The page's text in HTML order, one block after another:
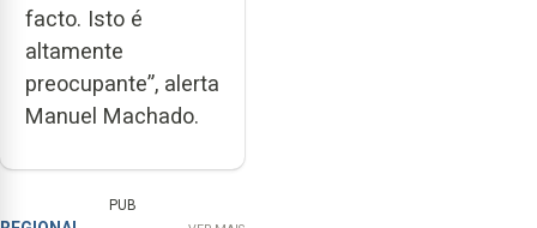
facto. Isto é
altamente
preocupante”, alerta
Manuel Machado.
PUB